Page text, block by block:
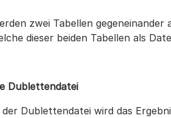
zwei Tabellen
dieser beiden Tabellen als
Dublettendatei
der Dublettendatei wird das